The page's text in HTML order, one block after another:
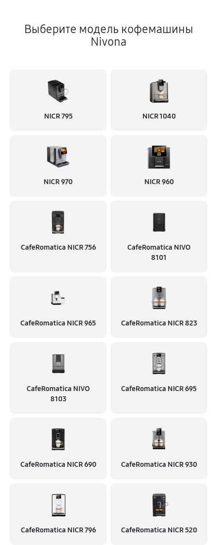
Выберите модель кофемашины
Nivona
NICR 795 NICR 1040
NICR 970 NICR 960
CafeRomatica NICR 756
CafeRomatica NIVO
8101
CafeRomatica NICR 965 CafeRomatica NICR 823
CafeRomatica NIVO
8103
CafeRomatica NICR 695
CafeRomatica NICR 690 CafeRomatica NICR 930
CafeRomatica NICR 796 CafeRomatica NICR 520